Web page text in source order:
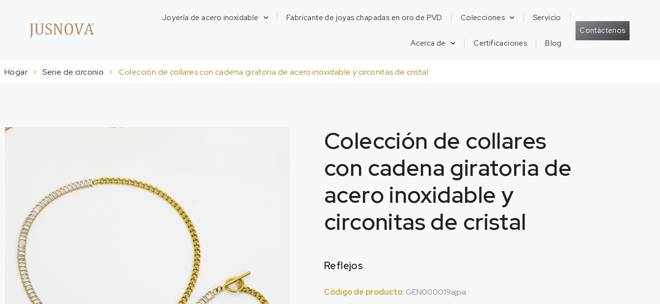
Joyería de acero inoxidable Fabricante de joyas chapadas en oro de PVD Colecciones Servicio
Acerca de Certificaciones Blog
Contáctenos
Hogar > Serie de circonio > Colección de collares con cadena giratoria de acero inoxidable y circonitas de cristal
Colección de collares
con cadena giratoria de
acero inoxidable y
circonitas de cristal
Reflejos
Código de producto: GEN000019ajpa